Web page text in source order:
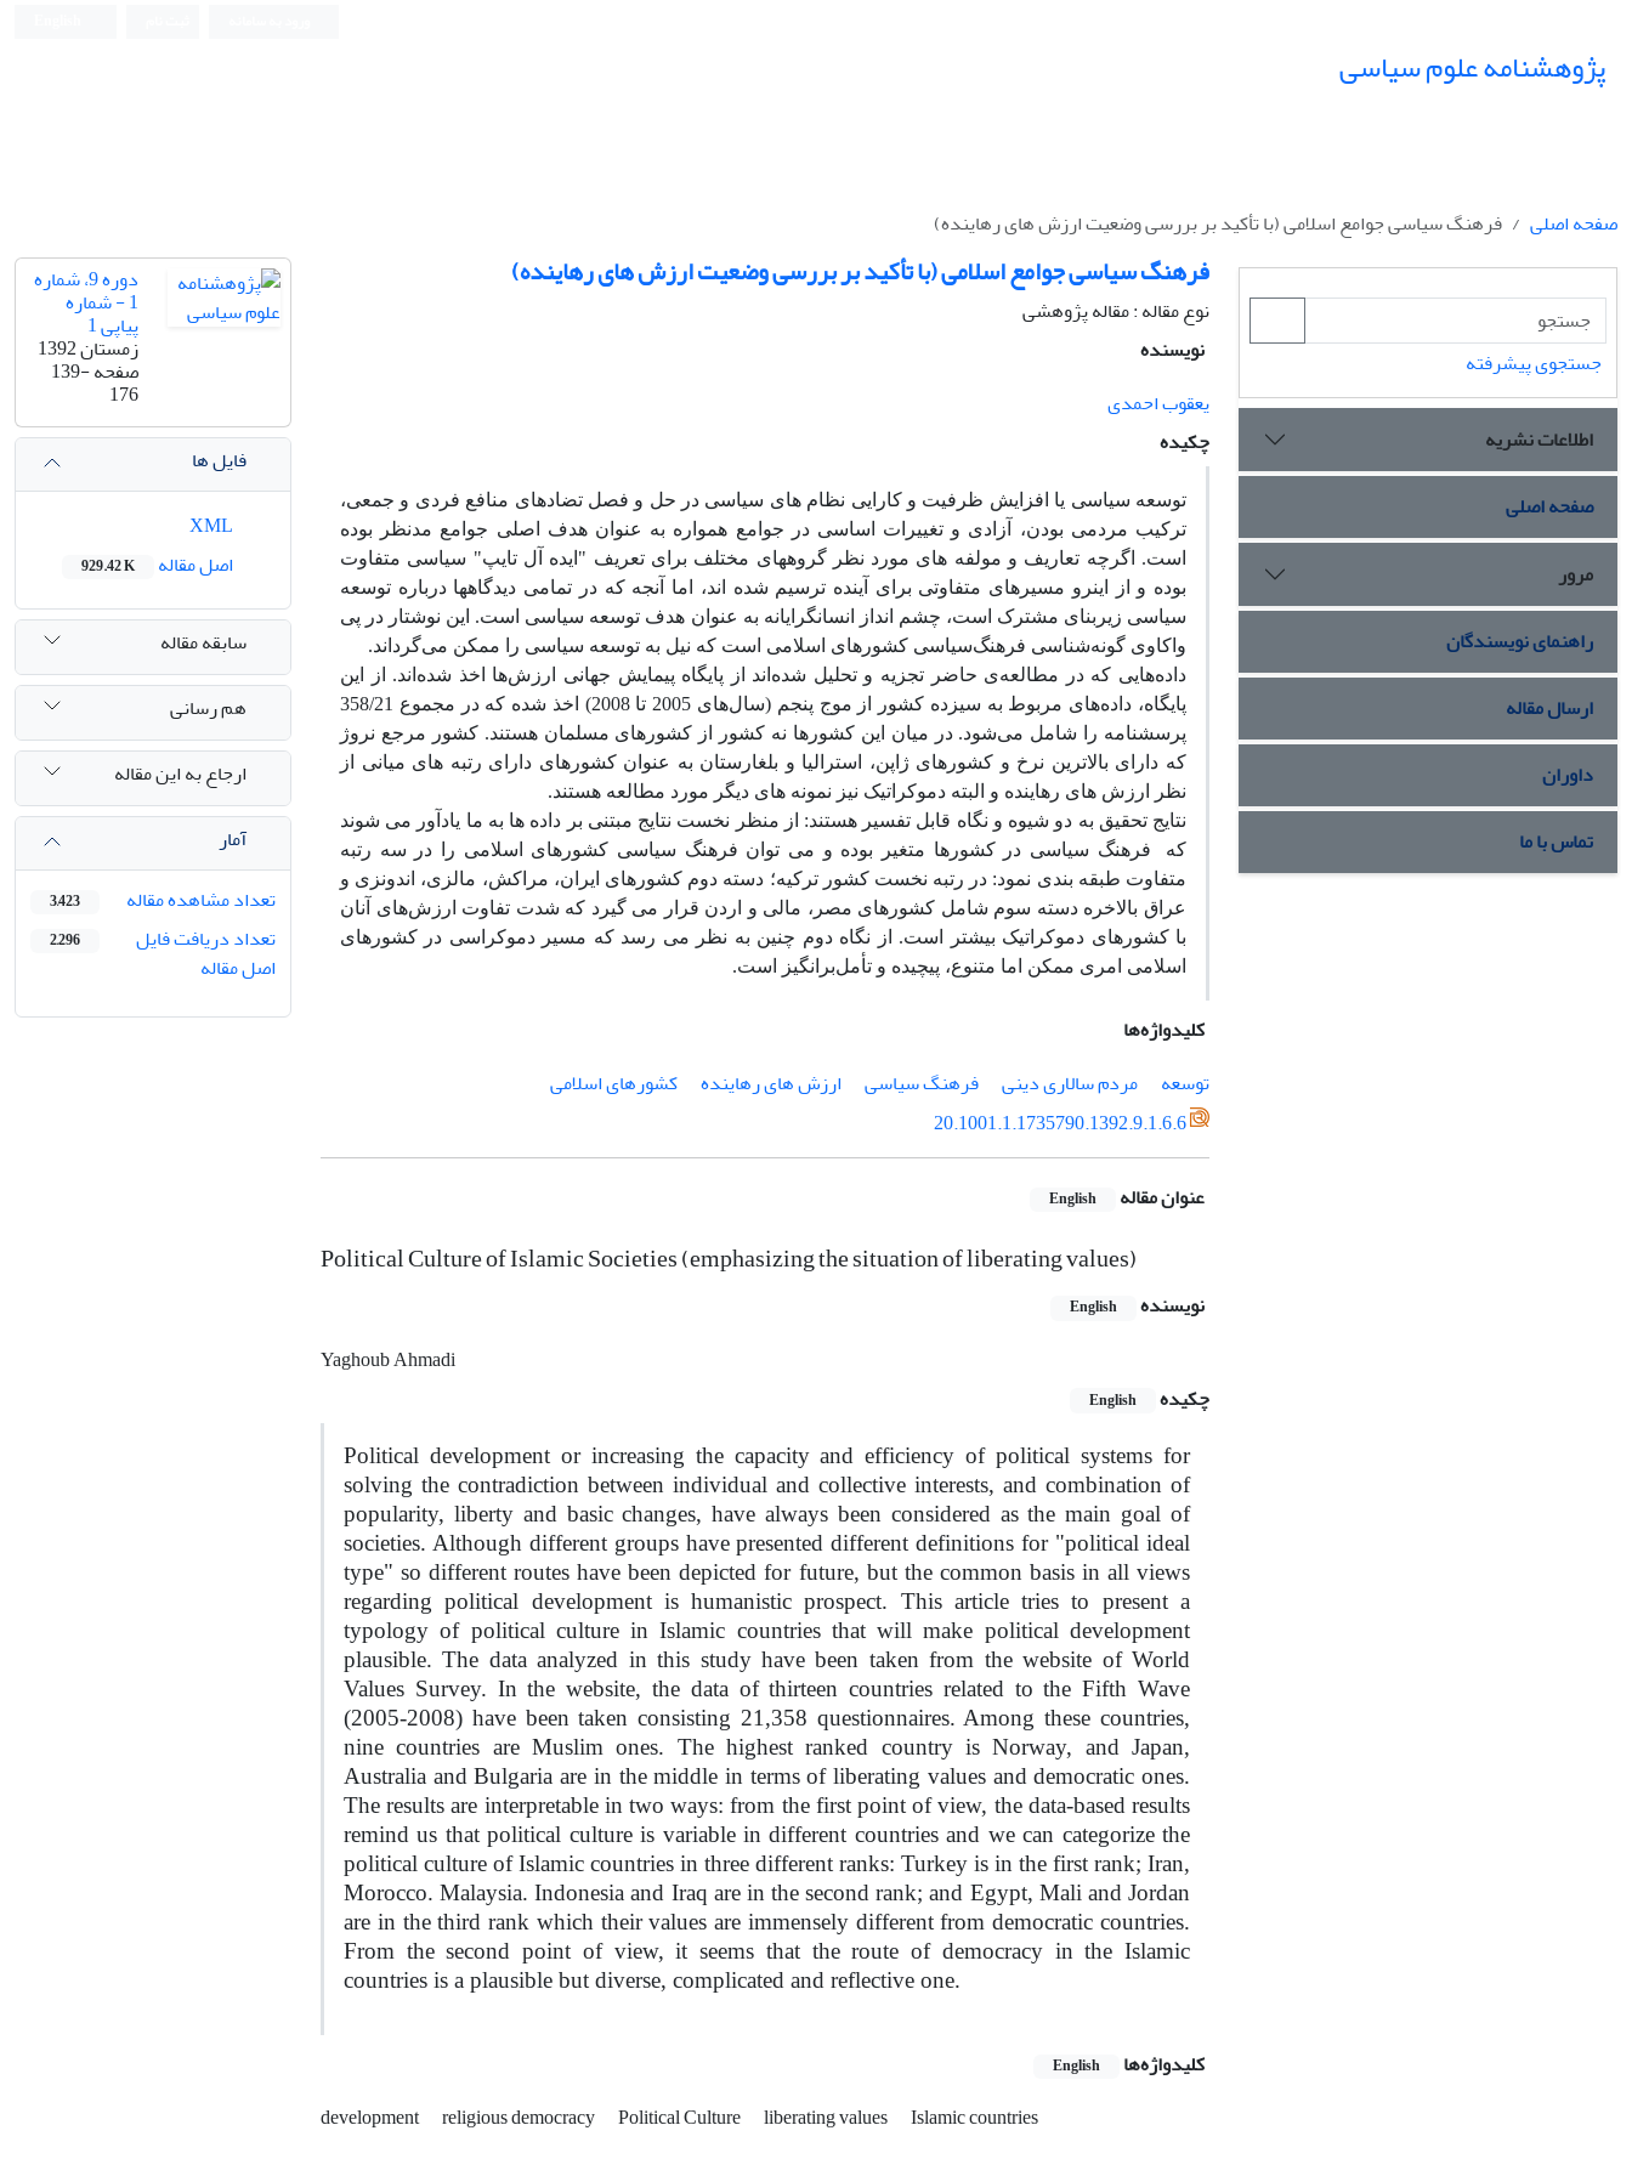
پژوهشنامه علوم سیاسی
صفحه اصلی فرهنگ سیاسی جوامع اسلامی (با تأکید بر بررسی وضعیت ارزش های رهاینده)
فرهنگ سیاسی جوامع اسلامی (با تأکید بر بررسی وضعیت ارزش های رهاینده)
نوع مقاله : مقاله پژوهشی
نویسنده
یعقوب احمدی
چکیده
توسعه سیاسی یا افزایش ظرفیت و کارایی نظام های سیاسی در حل و فصل تضادهای منافع فردی و جمعی،
ترکیب مردمی بودن، آزادی و تغییرات اساسی در جوامع همواره به عنوان هدف اصلی جوامع مدنظر بوده
است. اگرچه تعاریف و مولفه های مورد نظر گروههای مختلف برای تعریف "ایده آل تایپ" سیاسی متفاوت
بوده و از اینرو مسیرهای متفاوتی برای آینده ترسیم شده اند، اما آنجه که در تمامی دیدگاهها درباره توسعه
سیاسی زیربنای مشترک است، چشم انداز انسانگرایانه به عنوان هدف توسعه سیاسی است. این نوشتار در پی
واکاوی گونه‌شناسی فرهنگ‌سیاسی کشورهای اسلامی است که نیل به توسعه سیاسی را ممکن می‌گرداند.
داده‌هایی که در مطالعه‌ی حاضر تجزیه و تحلیل شده‌اند از پایگاه پیمایش جهانی ارزش‌ها اخذ شده‌اند. از این
پایگاه، داده‌های مربوط به سیزده کشور از موج پنجم (سال‌های 2005 تا 2008) اخذ شده که در مجموع 358/21
پرسشنامه را شامل می‌شود. در میان این کشورها نه کشور از کشورهای مسلمان هستند. کشور مرجع نروژ
که دارای بالاترین نرخ و کشورهای ژاپن، استرالیا و بلغارستان به عنوان کشورهای دارای رتبه های میانی از
نظر ارزش های رهاینده و البته دموکراتیک نیز نمونه های دیگر مورد مطالعه هستند.
نتایج تحقیق به دو شیوه و نگاه قابل تفسیر هستند: از منظر نخست نتایج مبتنی بر داده ها به ما یادآور می شوند
که
فرهنگ سیاسی در کشورها متغیر بوده و می توان فرهنگ سیاسی کشورهای اسلامی را در سه رتبه
متفاوت طبقه بندی نمود: در رتبه نخست کشور ترکیه؛ دسته دوم کشورهای ایران، مراکش، مالزی، اندونزی و
عراق بالاخره دسته سوم شامل کشورهای مصر، مالی و اردن قرار می گیرد که شدت تفاوت ارزش‌های آنان
با کشورهای دموکراتیک بیشتر است. از نگاه دوم چنین به نظر می رسد که مسیر دموکراسی در کشورهای
اسلامی امری ممکن اما متنوع، پیچیده و تأمل‌برانگیز است.
کلیدواژه‌ها
توسعه
مردم سالاری دینی فرهنگ سیاسی ارزش های رهاینده
کشورهای اسلامی
20.1001.1.1735790.1392.9.1.6.6
عنوان مقاله English
Political Culture of Islamic Societies (emphasizing the situation of liberating values)
نویسنده English
Yaghoub Ahmadi
چکیده
English
Political development or increasing the capacity and efficiency of political systems for
solving the contradiction between individual and collective interests, and combination of
popularity, liberty and basic changes, have always been considered as the main goal of
societies. Although different groups have presented different definitions for "political ideal
type" so different routes have been depicted for future, but the common basis in all views
regarding political development is humanistic prospect. This article tries to present a
typology of political culture in Islamic countries that will make political development
plausible. The data analyzed in this study have been taken from the website of World
Values Survey. In the website, the data of thirteen countries related to the Fifth Wave
(2005-2008) have been taken consisting 21,358 questionnaires. Among these countries,
nine countries are Muslim ones. The highest ranked country is Norway, and Japan,
Australia and Bulgaria are in the middle in terms of liberating values and democratic ones.
The results are interpretable in two ways: from the first point of view, the data-based results
remind us that political culture is variable in different countries and we can categorize the
political culture of Islamic countries in three different ranks: Turkey is in the first rank; Iran,
Morocco. Malaysia. Indonesia and Iraq are in the second rank; and Egypt, Mali and Jordan
are in the third rank which their values are immensely different from democratic countries.
From the second point of view, it seems that the route of democracy in the Islamic
countries is a plausible but diverse, complicated and reflective one.
کلیدواژه‌ها English
development religious democracy Political Culture liberating values Islamic countries
دوره 9، شماره
1 - شماره
پیاپی 1
زمستان 1392
صفحه139-
176
فایل ها
اصل مقاله
929.42 K
سابقه مقاله
هم رسانی
ارجاع به این مقاله
آمار
تعداد مشاهده مقاله
3,423
تعداد دریافت فایل
اصل مقاله
2,296
جستجوی پیشرفته
اطلاعات نشریه
صفحه اصلی
مرور
راهنمای نویسندگان
ارسال مقاله
داوران
تماس با ما